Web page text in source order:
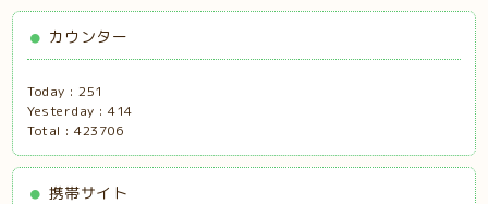
カウンター
Today :251
Yesterday :414
Total :423706
携帯サイト